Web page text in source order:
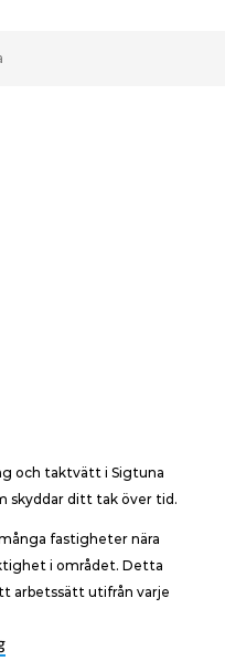
och taktvätt i Sigtuna
skyddar ditt tak över tid.
fastigheter nära
i området. Detta
arbetssätt utifrån varje